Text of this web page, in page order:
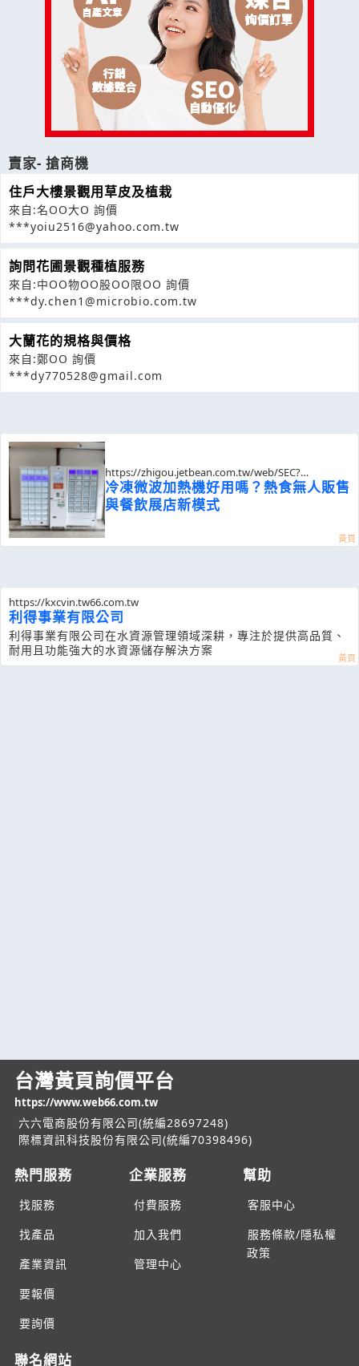
賣家- 搶商機
住戶大樓景觀用草皮及植栽
來自:名OO大O 詢價
***yoiu2516@yahoo.com.tw
詢問花圃景觀種植服務
來自:中OO物OO股OO限OO 詢價
***dy.chen1@microbio.com.tw
大蘭花的規格與價格
來自:鄭OO 詢價
***dy770528@gmail.com
https://zhigou.jetbean.com.tw/web/SEC?
postId=1357026
冷凍微波加熱機好用嗎？熱食無人販售
與餐飲展店新模式
https://kxcvin.tw66.com.tw
利得事業有限公司
利得事業有限公司在水資源管理領域深耕，專注於提供高品質、
耐用且功能強大的水資源儲存解決方案
台灣黃頁詢價平台
https://www.web66.com.tw
六六電商股份有限公司(統編28697248)
際標資訊科技股份有限公司(統編70398496)
熱門服務
找服務
找產品
產業資訊
要報價
要詢價
企業服務
付費服務
加入我們
管理中心
幫助
客服中心
服務條款/隱私權
政策
聯名網站